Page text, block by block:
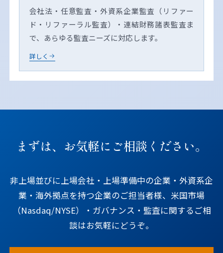
会社法・任意監査・外資系企業監査（リファー
ド・リファーラル監査）・連結財務諸表監査ま
で、あらゆる監査ニーズに対応します。
詳しく
まずは、お気軽にご相談ください。
非上場並びに上場会社・上場準備中の企業・外資系企
業・海外拠点を持つ企業のご担当者様、米国市場
（Nasdaq/NYSE）・ガバナンス・監査に関するご相
談はお気軽にどうぞ。